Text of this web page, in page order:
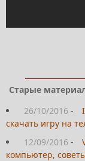
Старые
26/10/2016 -
скачать игру на
12/09/2016 -
компьютер,